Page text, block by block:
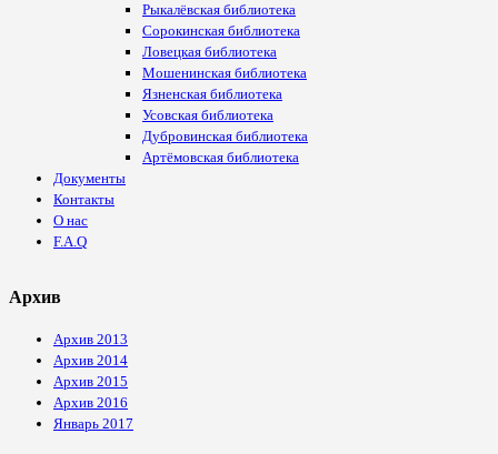
Рыкалёвская библиотека
Сорокинская библиотека
Ловецкая библиотека
Мошенинская библиотека
Язненская библиотека
Усовская библиотека
Дубровинская библиотека
Артёмовская библиотека
Документы
Контакты
О нас
F.A.Q
Архив
Архив 2013
Архив 2014
Архив 2015
Архив 2016
Январь 2017